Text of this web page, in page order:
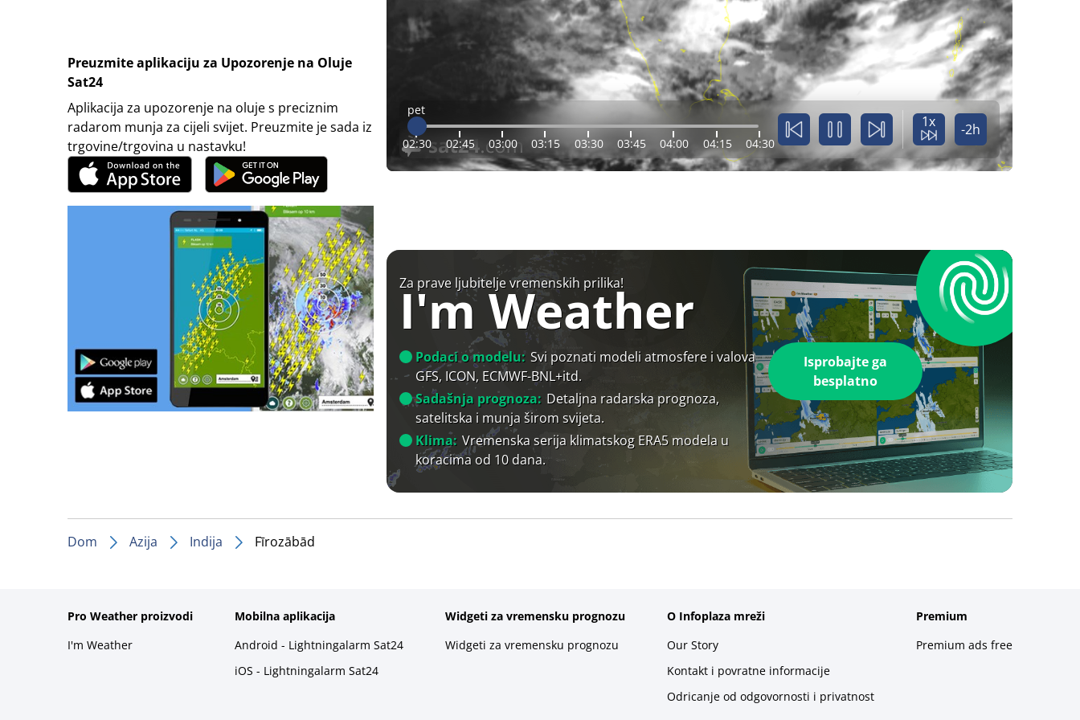
Preuzmite aplikaciju za Upozorenje na Oluje
Sat24
Aplikacija za upozorenje na oluje s preciznim
radarom munja za cijeli svijet. Preuzmite je sada iz
trgovine/trgovina u nastavku!
pet
02:30 02:45 03:00 03:15 03:30 03:45 04:00 04:15 04:30
1x -2h
Za prave ljubitelje vremenskih prilika!
I'm Weather
Podaci o modelu: Svi poznati modeli atmosfere i valova
GFS, ICON, ECMWF-BNL+itd.
Sadašnja prognoza: Detaljna radarska prognoza,
satelitska i munja širom svijeta.
Klima: Vremenska serija klimatskog ERA5 modela u
koracima od 10 dana.
Isprobajte ga
besplatno
Dom Azija Indija Fīrozābād
Pro Weather proizvodi
I'm Weather
Mobilna aplikacija
Android - Lightningalarm Sat24
iOS - Lightningalarm Sat24
Widgeti za vremensku prognozu
Widgeti za vremensku prognozu
O Infoplaza mreži
Our Story
Kontakt i povratne informacije
Odricanje od odgovornosti i privatnost
Premium
Premium ads free